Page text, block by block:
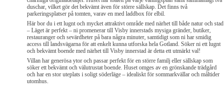
duschar, vilket gör det bekvämt även för större sällskap. Det finns två
parkeringsplatser på tomten, varav en med laddbox för elbil.
Här bor du i ett lugnt och mycket attraktivt område med närhet till både natur och stad
– Läget är perfekt – ni promenerar till Visby innerstads mysiga gränder, butiker,
restauranger och sevärdheter på bara några minuter, samtidigt som ni har smidig
access till landsvägarna för att enkelt kunna utforska hela Gotland. Söker ni ett lugnt
och bekvämt boende med närhet till Visby innerstad är detta ett utmärkt val!
Villan har generösa ytor och passar perfekt för en större familj eller sällskap som
söker ett bekvämt och välutrustat boende. Huset omges av en grönskande trädgård
och har en stor uteplats i soligt söderläge – idealiskt för sommarkvällar och måltider
utomhus.